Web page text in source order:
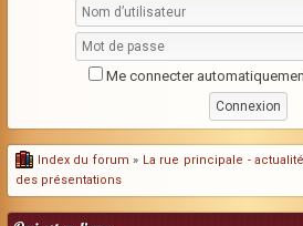
Me connecter
Index du forum » La rue principale -
des présentations